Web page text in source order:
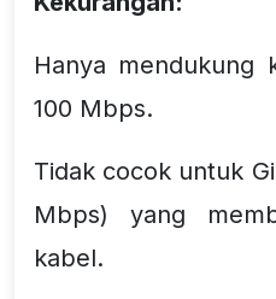
Hanya mendukung
100 Mbps.
Tidak cocok untuk
Mbps) yang
kabel.